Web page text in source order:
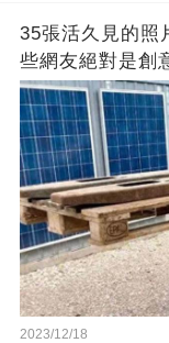
35張活久見的照
些網友絕對是創
2023/12/18